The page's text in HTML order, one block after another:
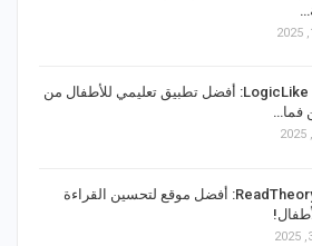
تحميل LogicLike: أفضل تطبيق تعليمي للأطفال من
موقع ReadTheory: أفضل موقع لتحسين القراءة